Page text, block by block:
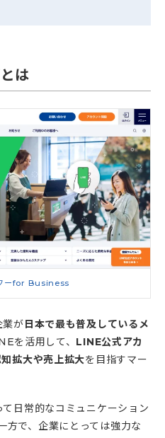
は
ーfor Business
が 日本で最も普及しているメ
を活用して、 LINE公式アカ
拡大や売上拡大を目指すマー
日常的なコミュニケーション
方で、企業にとっては強力な